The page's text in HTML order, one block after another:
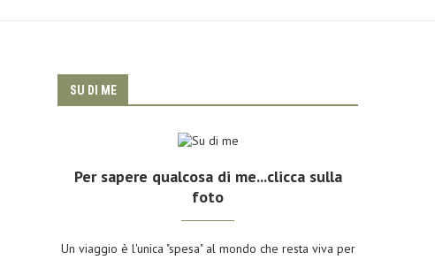
SU DI ME
Per sapere qualcosa di me...clicca sulla
foto
Un viaggio è l'unica "spesa" al mondo che resta viva per